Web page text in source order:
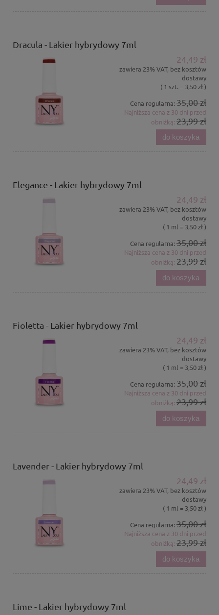
Dracula - Lakier hybrydowy 7ml
24,49 zł
zawiera 23% VAT, bez kosztów
dostawy
( 1 szt. = 3,50 zł )
Cena regularna: 35,00 zł
Najniższa cena z 30 dni przed
obniżką: 23,99 zł
do koszyka
Elegance - Lakier hybrydowy 7ml
24,49 zł
zawiera 23% VAT, bez kosztów
dostawy
( 1 ml = 3,50 zł )
Cena regularna: 35,00 zł
Najniższa cena z 30 dni przed
obniżką: 23,99 zł
do koszyka
Fioletta - Lakier hybrydowy 7ml
24,49 zł
zawiera 23% VAT, bez kosztów
dostawy
( 1 ml = 3,50 zł )
Cena regularna: 35,00 zł
Najniższa cena z 30 dni przed
obniżką: 23,99 zł
do koszyka
Lavender - Lakier hybrydowy 7ml
24,49 zł
zawiera 23% VAT, bez kosztów
dostawy
( 1 ml = 3,50 zł )
Cena regularna: 35,00 zł
Najniższa cena z 30 dni przed
obniżką: 23,99 zł
do koszyka
Lime - Lakier hybrydowy 7ml